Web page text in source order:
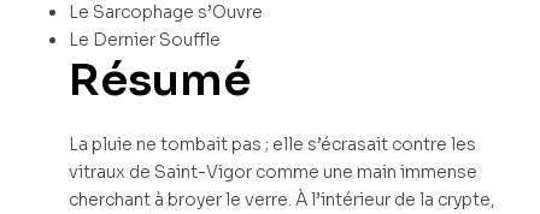
Le Sarcophage s’Ouvre
Le Dernier Souffle
Résumé
La pluie ne tombait pas ; elle s’écrasait contre les
vitraux de Saint-Vigor comme une main immense
cherchant à broyer le verre. À l’intérieur de la crypte,